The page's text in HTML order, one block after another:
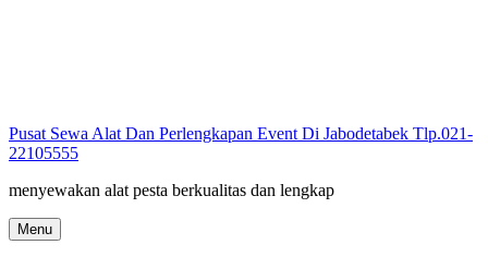
Pusat Sewa Alat Dan Perlengkapan Event Di Jabodetabek Tlp.021-
22105555
menyewakan alat pesta berkualitas dan lengkap
Menu